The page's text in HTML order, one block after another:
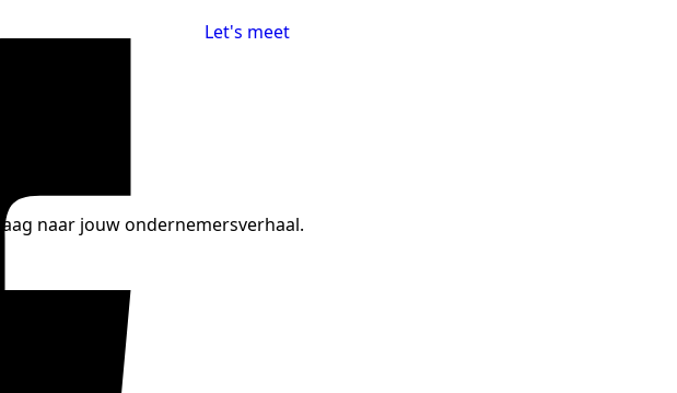
Let's meet
naar jouw ondernemersverhaal.